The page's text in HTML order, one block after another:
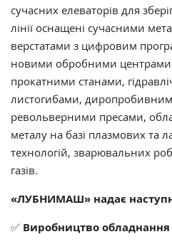
сучасних елеваторів для
лінії оснащені сучасними
верстатами з цифровим
новими обробними центрами
прокатними станами,
листогибами,
револьверними пресами,
металу на базі плазмових та
технологій, зварювальних
газів.
«ЛУБНИМАШ» надає
✅ Виробництво обладнання